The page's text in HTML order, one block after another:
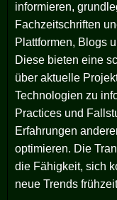
informieren,
Fachzeitschriften
Plattformen, Blogs
Diese bieten eine
über aktuelle
Technologien zu
Practices und
Erfahrungen
optimieren. Die
die Fähigkeit, sich
neue Trends